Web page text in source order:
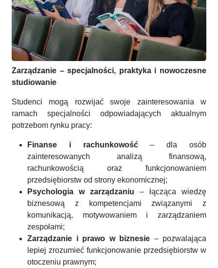
Zarządzanie – specjalności, praktyka i nowoczesne
studiowanie
Studenci mogą rozwijać swoje zainteresowania w
ramach specjalności odpowiadających aktualnym
potrzebom rynku pracy:
Finanse i rachunkowość– dla osób
zainteresowanych analizą finansową,
rachunkowością oraz funkcjonowaniem
przedsiębiorstw od strony ekonomicznej;
Psychologia w zarządzaniu – łącząca wiedzę
biznesową z kompetencjami związanymi z
komunikacją, motywowaniem i zarządzaniem
zespołami;
Zarządzanie i prawo w biznesie – pozwalająca
lepiej zrozumieć funkcjonowanie przedsiębiorstw w
otoczeniu prawnym;